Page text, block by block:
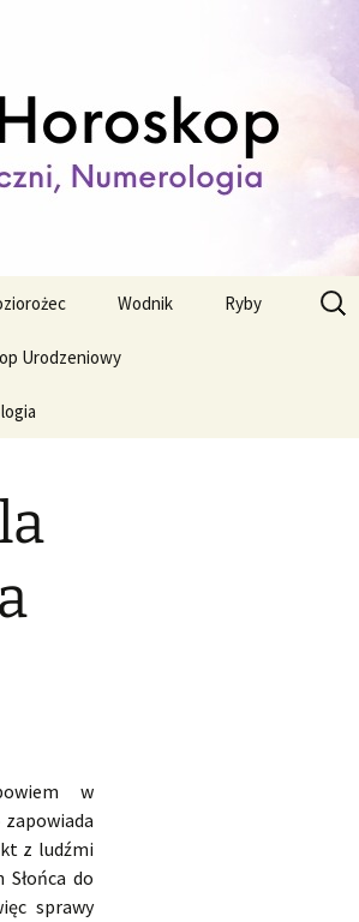
Wodnik Ryby
Urodzeniowy
Szukaj:
w
zapowiada
z ludźmi
do
sprawy